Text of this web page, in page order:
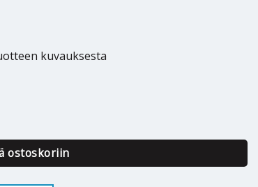
kuvauksesta
määrä
ostoskoriin